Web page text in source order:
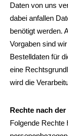
Daten von uns
dabei anfallen
benötigt werden.
Vorgaben sind
Bestelldaten für
eine
wird die
Rechte nach der
Folgende Rechte